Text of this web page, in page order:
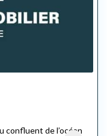
confluent de l’océan